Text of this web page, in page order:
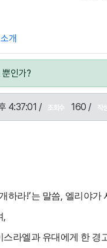
개
뿐인가?
4:37:01 / 조회수 160 / 작
하라!’는 말씀, 엘리야가
,
라엘과 유대에게 한 경